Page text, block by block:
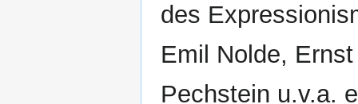
des
Emil Nolde,
Pechstein u.v.a.